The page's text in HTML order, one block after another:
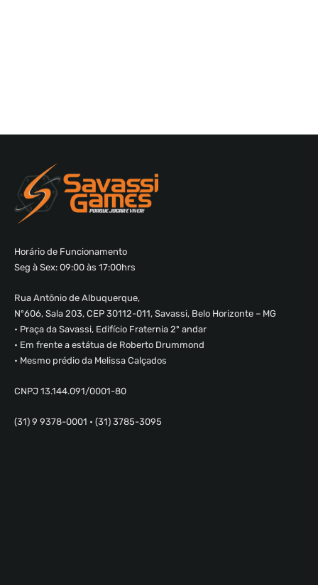
Horário de Funcionamento
Seg à Sex: 09:00 às 17:00hrs
Rua Antônio de Albuquerque,
Nº606, Sala 203, CEP 30112-011, Savassi, Belo Horizonte – MG
• Praça da Savassi, Edifício Fraternia 2º andar
• Em frente a estátua de Roberto Drummond
• Mesmo prédio da Melissa Calçados
CNPJ 13.144.091/0001-80
(31) 9 9378-0001 • (31) 3785-3095